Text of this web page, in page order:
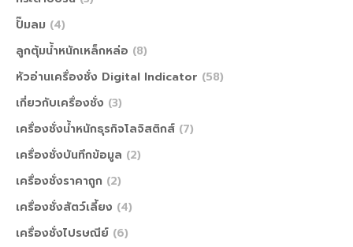
ปั๊มลม (4)
ลูกตุ้มน้ำหนักเหล็กหล่อ (8)
หัวอ่านเครื่องชั่ง Digital Indicator (58)
เกี่ยวกับเครื่องชั่ง (3)
เครื่องชั่งน้ำหนักธุรกิจโลจิสติกส์ (7)
เครื่องชั่งบันทึกข้อมูล (2)
เครื่องชั่งราคาถูก (2)
เครื่องชั่งสัตว์เลี้ยง (4)
เครื่องชั่งไปรษณีย์ (6)